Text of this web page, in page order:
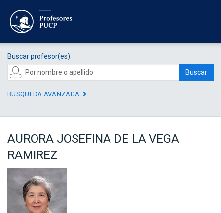
Buscar profesor(es):
Buscar
BÚSQUEDA AVANZADA
AURORA JOSEFINA DE LA VEGA
RAMIREZ